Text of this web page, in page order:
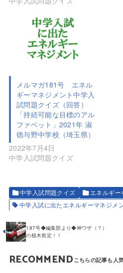
メルマガ181号 エネル
ギーマネジメント中学入
試問題クイズ（回答）
「持続可能な目標のアル
ファベット」2021年 淑
徳与野中学校（埼玉県）
2022年7月4日
中学入試問題クイズ
中学入試問題クイズ
エネルギー
中学入試に出たエネルギーマネジメ
187号◆編集部より◆神ワザ（？）
の植木剪定！！
RECOMMEND